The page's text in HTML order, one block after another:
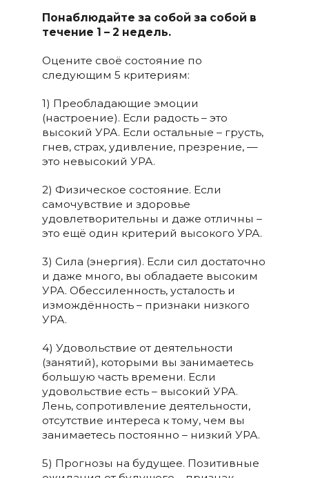
Понаблюдайте за собой за собой в
течение 1 – 2 недель.
Оцените своё состояние по
следующим 5 критериям:
1) Преобладающие эмоции
(настроение). Если радость – это
высокий УРА. Если остальные – грусть,
гнев, страх, удивление, презрение, —
это невысокий УРА.
2) Физическое состояние. Если
самочувствие и здоровье
удовлетворительны и даже отличны –
это ещё один критерий высокого УРА.
3) Сила (энергия). Если сил достаточно
и даже много, вы обладаете высоким
УРА. Обессиленность, усталость и
измождённость – признаки низкого
УРА.
4) Удовольствие от деятельности
(занятий), которыми вы занимаетесь
большую часть времени. Если
удовольствие есть – высокий УРА.
Лень, сопротивление деятельности,
отсутствие интереса к тому, чем вы
занимаетесь постоянно – низкий УРА.
5) Прогнозы на будущее. Позитивные